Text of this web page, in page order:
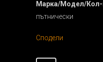
Марка/Модел/Кол-
пътнически
Сподели